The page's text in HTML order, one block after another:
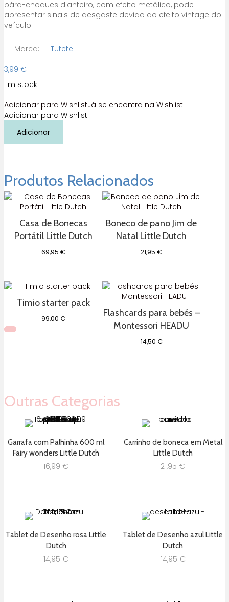
pára-choques dianteiro, com efeito metálico, pode
apresentar sinais de desgaste devido ao efeito vintage do
veículo
Marca:
Tutete
3,99 €
Em stock
Adicionar para WishlistJá se encontra na Wishlist
Adicionar para Wishlist
Mini
Menta
Beetle
Classical
Tutete
Adicionar
Produtos Relacionados
Casa de Bonecas
Portátil Little Dutch
69,95 €
Boneco de pano Jim de
Natal Little Dutch
21,95€
Timio starter pack
99,00 €
Flashcards para bebés –
Montessori HEADU
14,50 €
Outras Categorias
Garrafa com Palhinha 600 ml
Fairy wonders Little Dutch
16,99 €
Carrinho de boneca em Metal
Little Dutch
21,95 €
Tablet de Desenho rosa Little
Dutch
14,95 €
Tablet de Desenho azul Little
Dutch
14,95 €